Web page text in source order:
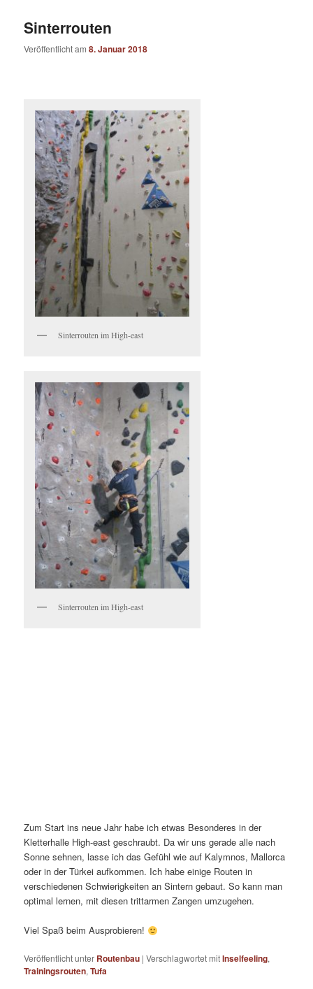
Sinterrouten
Veröffentlicht am8. Januar 2018
Sinterrouten im High-east
Sinterrouten im High-east
Zum Start ins neue Jahr habe ich etwas Besonderes in der
Kletterhalle High-east geschraubt. Da wir uns gerade alle nach
Sonne sehnen, lasse ich das Gefühl wie auf Kalymnos, Mallorca
oder in der Türkei aufkommen. Ich habe einige Routen in
verschiedenen Schwierigkeiten an Sintern gebaut. So kann man
optimal lernen, mit diesen trittarmen Zangen umzugehen.
Viel Spaß beim Ausprobieren!
Veröffentlicht unter Routenbau |Verschlagwortet mitInselfeeling,
Trainingsrouten,Tufa